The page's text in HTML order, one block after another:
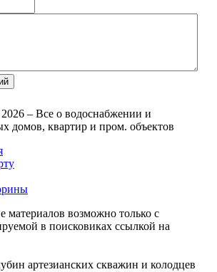
– Все о водоснабжении и
домов, квартир и пром. объектов
материалов возможно только с
в поисковиках ссылкой на
артезианских скважин и колодцев